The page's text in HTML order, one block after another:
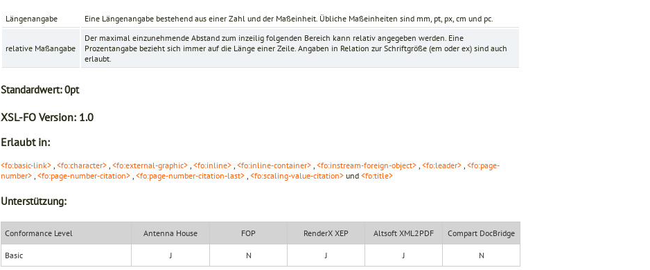
Längenangabe Eine Längenangabe bestehend aus einer Zahl und der Maßeinheit. Übliche Maßeinheiten sind mm, pt, px, cm und pc.
relative Maßangabe
Der maximal einzunehmende Abstand zum inzeilig folgenden Bereich kann relativ angegeben werden. Eine
Prozentangabe bezieht sich immer auf die Länge einer Zeile. Angaben in Relation zur Schriftgröße (em oder ex) sind auch
erlaubt.
Standardwert:0pt
XSL-FO Version: 1.0
Erlaubt in:
<fo:basic-link> , <fo:character> , <fo:external-graphic> , <fo:inline> , <fo:inline-container> , <fo:instream-foreign-object> , <fo:leader> , <fo:page-
number> , <fo:page-number-citation> , <fo:page-number-citation-last> , <fo:scaling-value-citation> und <fo:title>
Unterstützung:
Conformance Level Antenna House FOP RenderX XEP Altsoft XML2PDF Compart DocBridge
Basic J N J J N